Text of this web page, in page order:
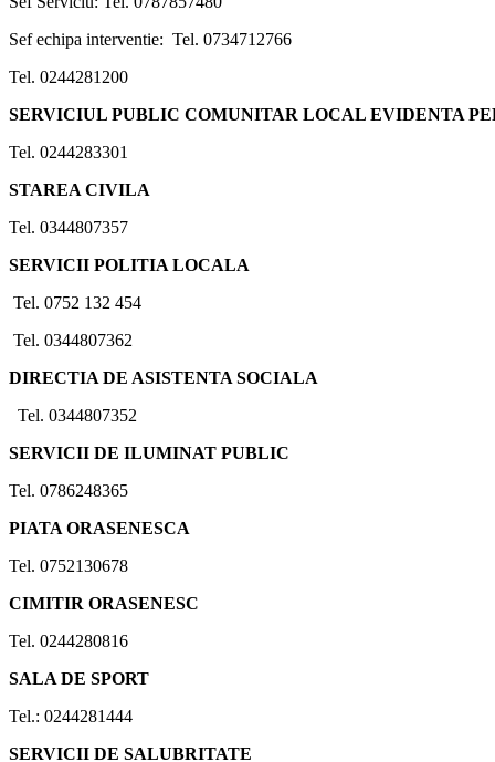
Sef echipa interventie: Tel. 0734712766
Tel. 0244281200
SERVICIUL PUBLIC COMUNITAR LOCAL EVIDENTA
Tel. 0244283301
STAREA CIVILA
Tel. 0344807357
SERVICII POLITIA LOCALA
Tel. 0752 132 454
Tel. 0344807362
DIRECTIA DE ASISTENTA SOCIALA
Tel. 0344807352
SERVICII DE ILUMINAT PUBLIC
Tel. 0786248365
PIATA ORASENESCA
Tel. 0752130678
CIMITIR ORASENESC
Tel. 0244280816
SALA DE SPORT
Tel.: 0244281444
SERVICII DE SALUBRITATE